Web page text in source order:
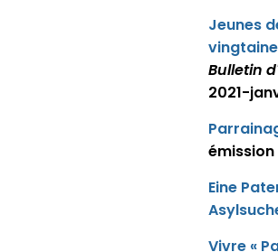
Jeunes
Bulletin
2021-
émission
Eine
Vivre «